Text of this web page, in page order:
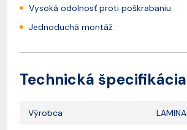
Vysoká odolnosť proti poškrabaniu.
Jednoduchá montáž.
Technická špecifikácia
Výrobca LAMINA